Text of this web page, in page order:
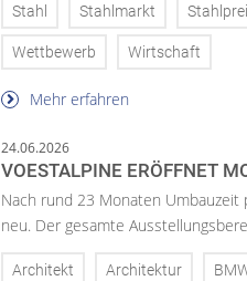
Stahl Stahlmarkt
Wettbewerb Wirtschaft
Mehr erfahren
24.06.2026
VOESTALPINE ERÖFFNET
Nach rund 23 Monaten Umbauzeit
neu. Der gesamte
Architekt Architektur